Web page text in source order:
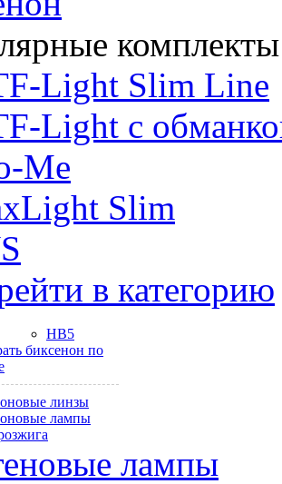
комплекты
Light Slim Line
Light с
Me
Slim
в категорию
HB5
биксенон по
линзы
лампы
лампы